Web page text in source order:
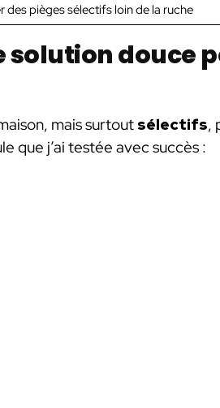
des pièges sélectifs loin de la ruche
solution douce
mais surtoutsélectifs,
que j’ai testée avec succès :